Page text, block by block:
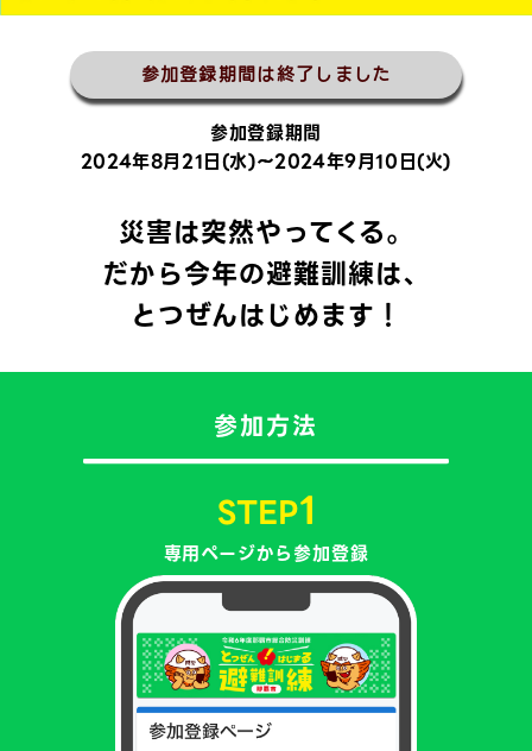
参加登録期間は終了しました
参加登録期間
2024年8月21日(水)～2024年9月10日(火)
災害は突然やってくる。
だから今年の避難訓練は、
とつぜんはじめます！
参加方法
STEP1
専用ページから参加登録